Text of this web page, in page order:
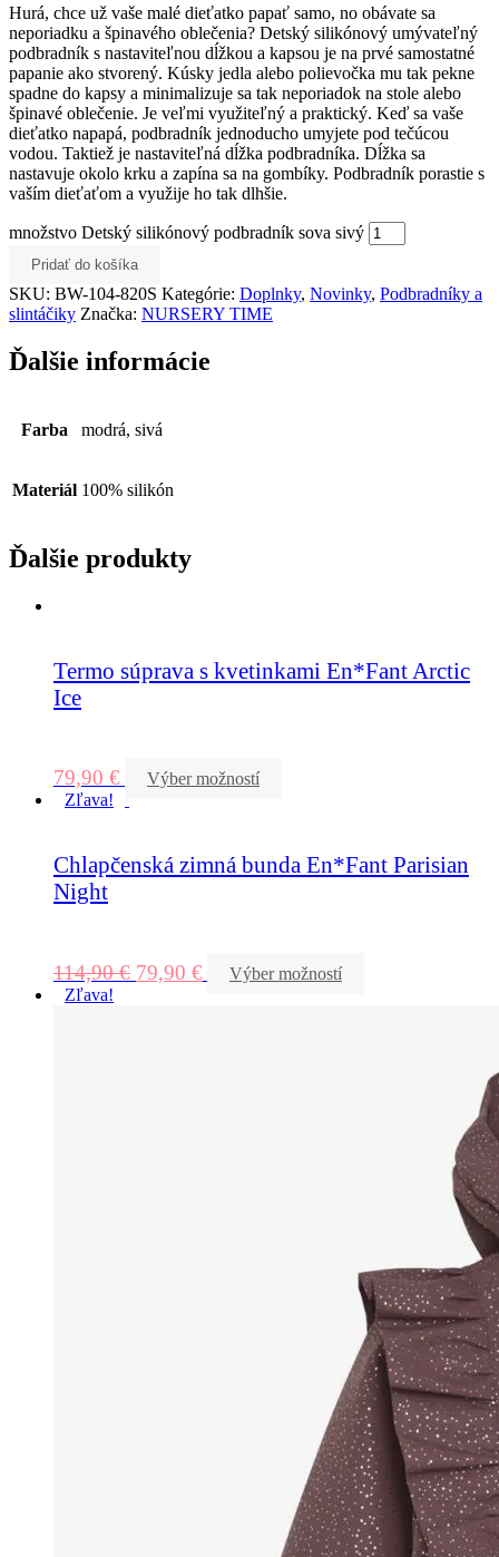
Hurá, chce už vaše malé dieťatko papať samo, no obávate sa
neporiadku a špinavého oblečenia? Detský silikónový umývateľný
podbradník s nastaviteľnou dĺžkou a kapsou je na prvé samostatné
papanie ako stvorený. Kúsky jedla alebo polievočka mu tak pekne
spadne do kapsy a minimalizuje sa tak neporiadok na stole alebo
špinavé oblečenie. Je veľmi využiteľný a praktický. Keď sa vaše
dieťatko napapá, podbradník jednoducho umyjete pod tečúcou
vodou. Taktiež je nastaviteľná dĺžka podbradníka. Dĺžka sa
nastavuje okolo krku a zapína sa na gombíky. Podbradník porastie s
vaším dieťaťom a využije ho tak dlhšie.
množstvo Detský silikónový podbradník sova sivý
Pridať do košíka
SKU: BW-104-820S Kategórie: Doplnky, Novinky, Podbradníky a
slintáčiky Značka: NURSERY TIME
Ďalšie informácie
Farba modrá, sivá
Materiál 100% silikón
Ďalšie produkty
Termo súprava s kvetinkami En*Fant Arctic
Ice
79,90 €
Výber možností
Zľava!
Chlapčenská zimná bunda En*Fant Parisian
Night
114,90€ 79,90 €
Výber možností
Zľava!